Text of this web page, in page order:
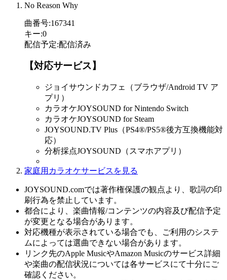
No Reason Why
曲番号:167341
キー:0
配信予定:配信済み
【対応サービス】
ジョイサウンドカフェ（ブラウザ/Android TV ア
プリ）
カラオケJOYSOUND for Nintendo Switch
カラオケJOYSOUND for Steam
JOYSOUND.TV Plus（PS4®/PS5®後方互換機能対
応）
分析採点JOYSOUND（スマホアプリ）
家庭用カラオケサービスを見る
JOYSOUND.comでは著作権保護の観点より、歌詞の印
刷行為を禁止しています。
都合により、楽曲情報/コンテンツの内容及び配信予定
が変更となる場合があります。
対応機種が表示されている場合でも、ご利用のシステ
ムによっては選曲できない場合があります。
リンク先のApple MusicやAmazon Musicのサービス詳細
や楽曲の配信状況については各サービスにて十分にご
確認ください。